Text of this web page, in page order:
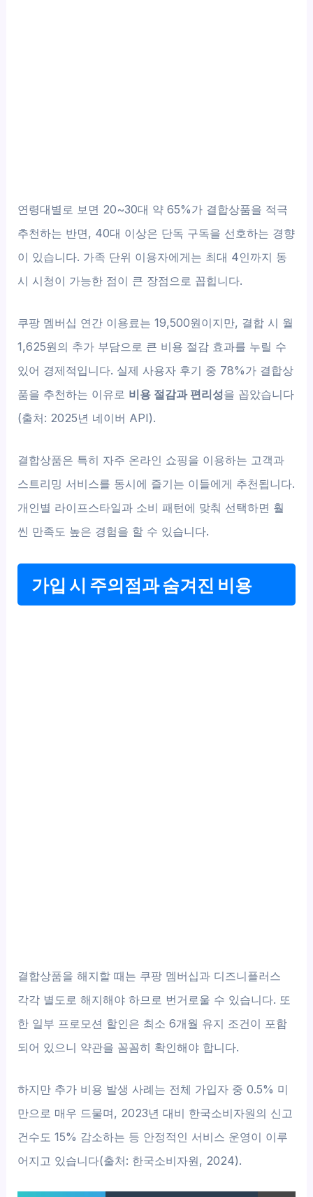
연령대별로 보면 20~30대 약 65%가 결합상품을 적극
추천하는 반면, 40대 이상은 단독 구독을 선호하는 경향
이 있습니다. 가족 단위 이용자에게는 최대 4인까지 동
시 시청이 가능한 점이 큰 장점으로 꼽힙니다.
쿠팡 멤버십 연간 이용료는 19,500원이지만, 결합 시 월
1,625원의 추가 부담으로 큰 비용 절감 효과를 누릴 수
있어 경제적입니다. 실제 사용자 후기 중 78%가 결합상
품을 추천하는 이유로 비용 절감과 편리성을 꼽았습니다
(출처: 2025년 네이버 API).
결합상품은 특히 자주 온라인 쇼핑을 이용하는 고객과
스트리밍 서비스를 동시에 즐기는 이들에게 추천됩니다.
개인별 라이프스타일과 소비 패턴에 맞춰 선택하면 훨
씬 만족도 높은 경험을 할 수 있습니다.
가입 시 주의점과 숨겨진 비용
결합상품을 해지할 때는 쿠팡 멤버십과 디즈니플러스
각각 별도로 해지해야 하므로 번거로울 수 있습니다. 또
한 일부 프로모션 할인은 최소 6개월 유지 조건이 포함
되어 있으니 약관을 꼼꼼히 확인해야 합니다.
하지만 추가 비용 발생 사례는 전체 가입자 중 0.5% 미
만으로 매우 드물며, 2023년 대비 한국소비자원의 신고
건수도 15% 감소하는 등 안정적인 서비스 운영이 이루
어지고 있습니다(출처: 한국소비자원, 2024).